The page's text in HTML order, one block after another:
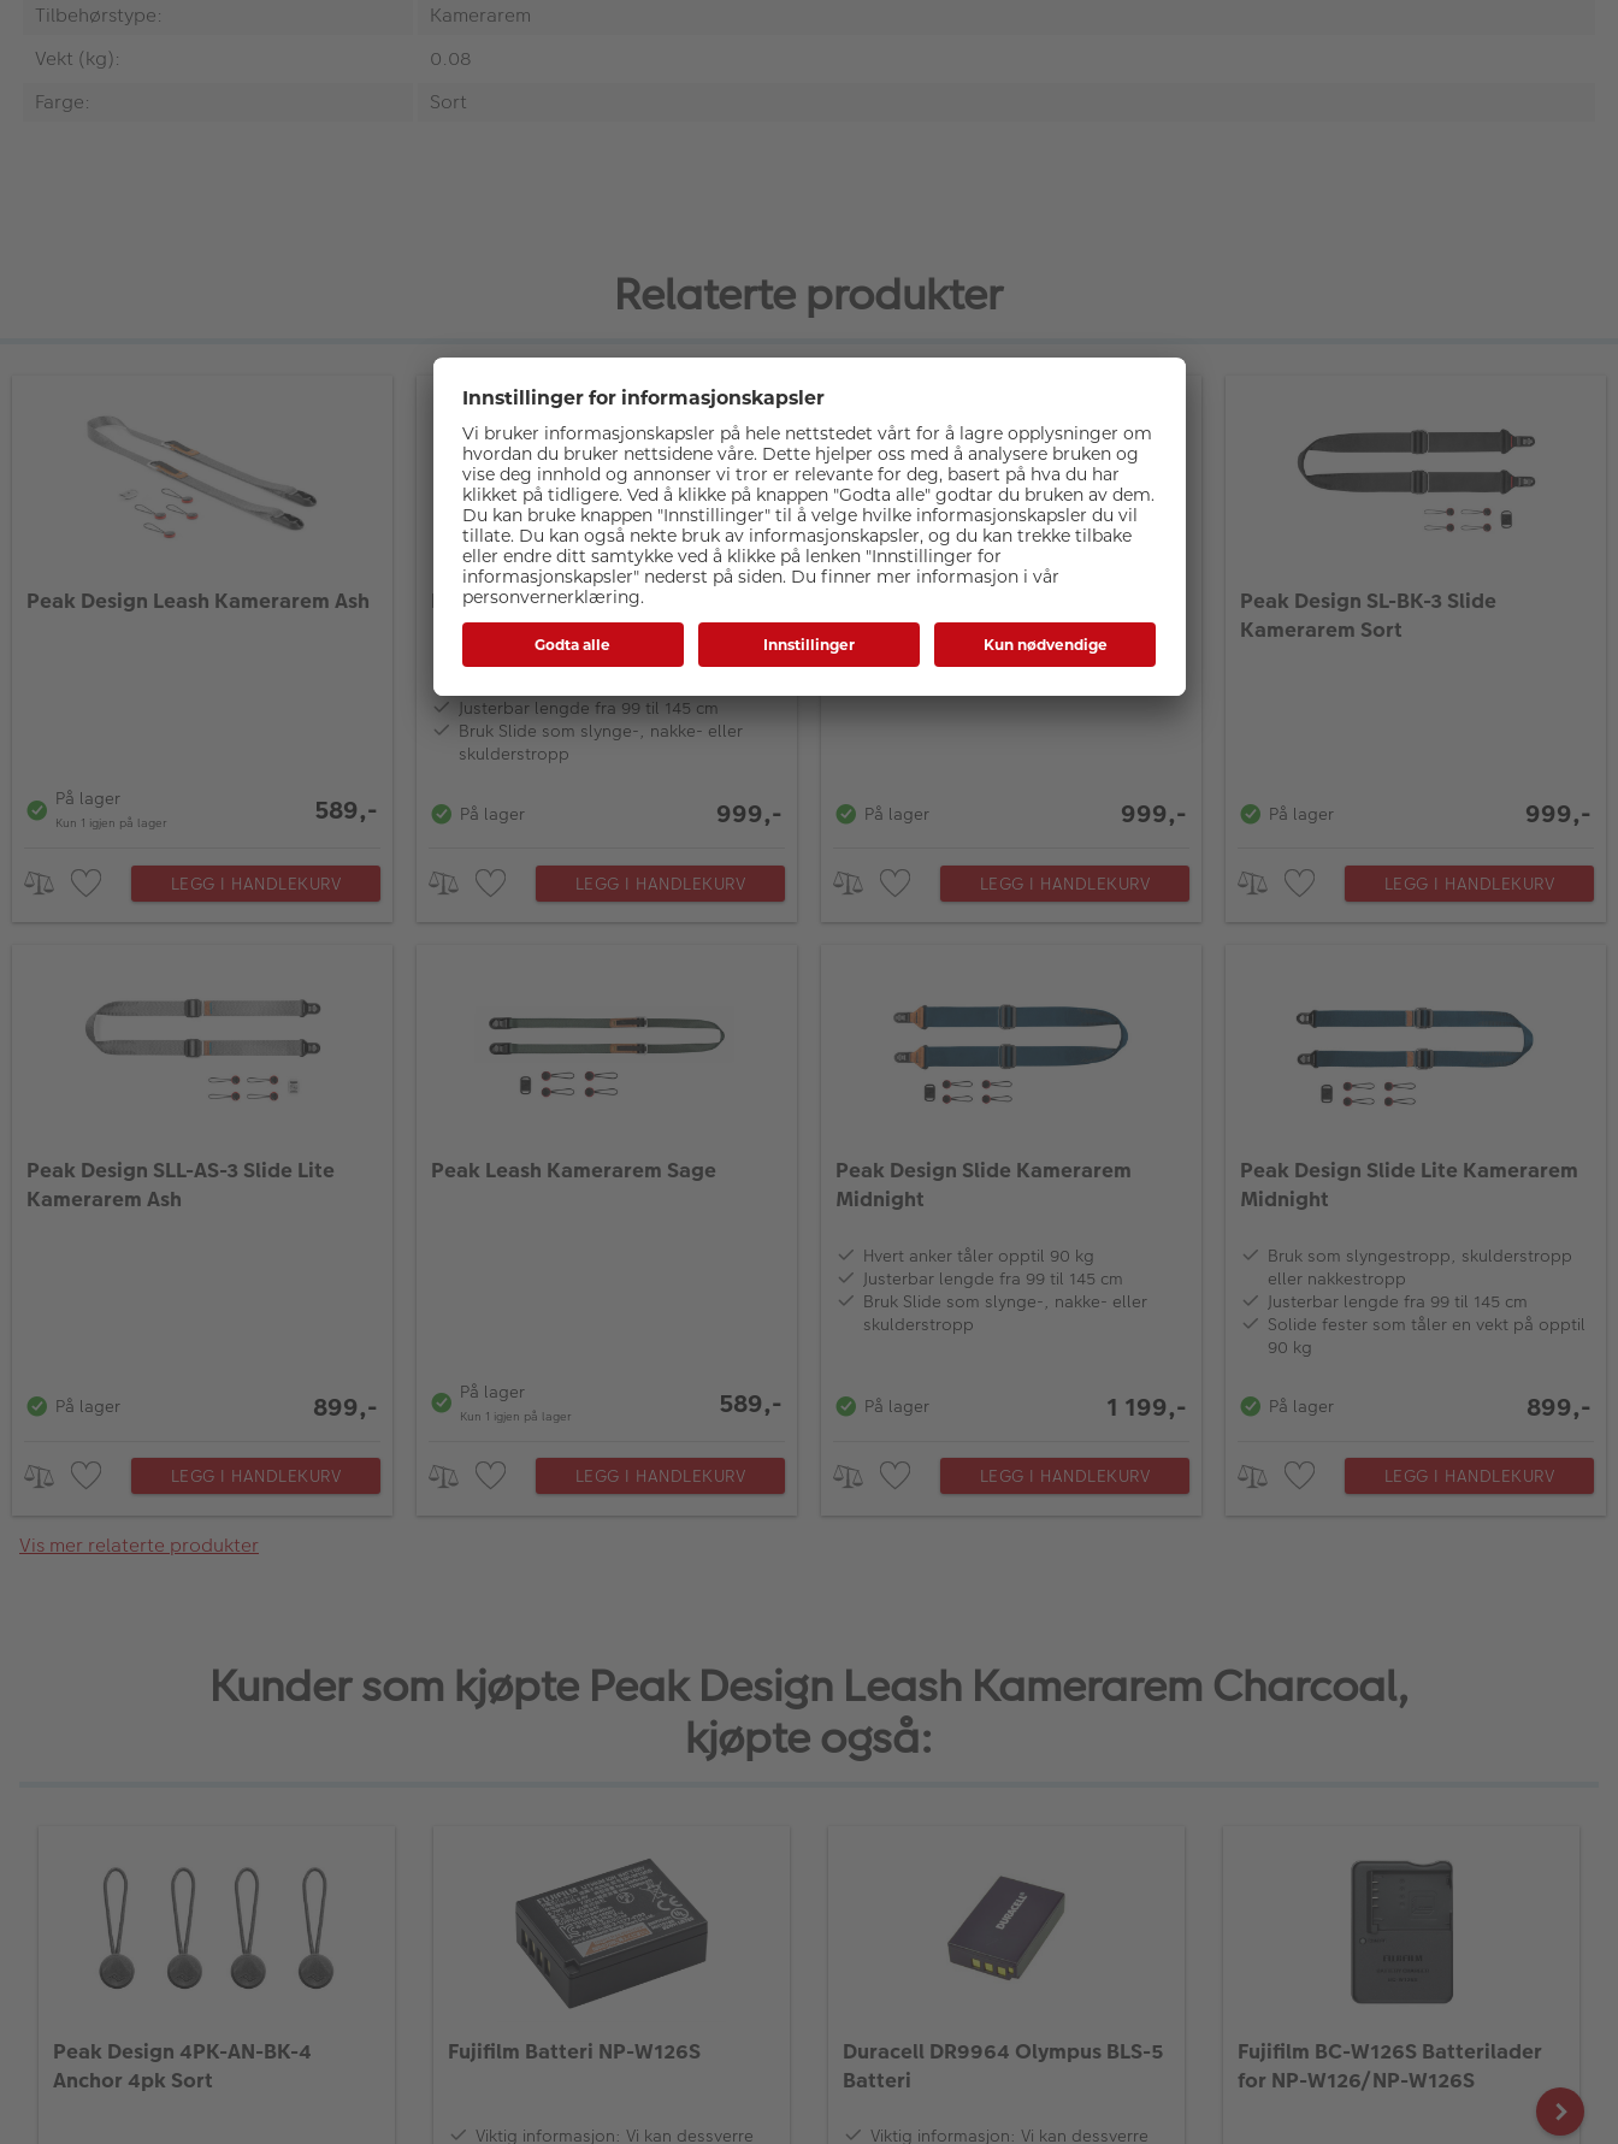
Tilbehørstype:
Kamerarem
Vekt (kg):
0.08
Farge:
Sort
Relaterte produkter
Peak Design Leash Kamerarem Ash
På lager
Kun 1 igjen på lager 589,-
LEGG I HANDLEKURV
Peak Design Slide Kamerarem Sage
Justerbar lengde fra 99 til 145 cm
Bruk Slide som slynge-, nakke- eller
skulderstropp
På lager 999,-
LEGG I HANDLEKURV
Kamerarem Ash
På lager 999,-
LEGG I HANDLEKURV
Peak Design SL-BK-3 Slide
Kamerarem Sort
På lager 999,-
LEGG I HANDLEKURV
Peak Design SLL-AS-3 Slide Lite
Kamerarem Ash
På lager 899,-
LEGG I HANDLEKURV
Peak Leash Kamerarem Sage
På lager
Kun 1 igjen på lager 589,-
LEGG I HANDLEKURV
Peak Design Slide Kamerarem
Midnight
Hvert anker tåler opptil 90 kg
Justerbar lengde fra 99 til 145 cm
Bruk Slide som slynge-, nakke- eller
skulderstropp
På lager 1 199,-
LEGG I HANDLEKURV
Peak Design Slide Lite Kamerarem
Midnight
Bruk som slyngestropp, skulderstropp
eller nakkestropp
Justerbar lengde fra 99 til 145 cm
Solide fester som tåler en vekt på opptil
90 kg
På lager 899,-
LEGG I HANDLEKURV
Vis mer relaterte produkter
Kunder som kjøpte Peak Design Leash Kamerarem Charcoal,
kjøpte også:
Peak Design 4PK-AN-BK-4
Anchor 4pk Sort
Fujifilm Batteri NP-W126S
Viktig informasjon: Vi kan dessverre
Duracell DR9964 Olympus BLS-5
Batteri
Viktig informasjon: Vi kan dessverre
Fujifilm BC-W126S Batterilader
for NP-W126/NP-W126S